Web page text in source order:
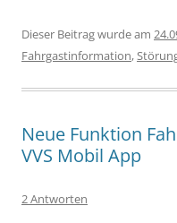
Dieser Beitrag wurde am
Fahrgastinformation,
Neue Funktion
VVS Mobil App
2 Antworten